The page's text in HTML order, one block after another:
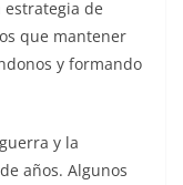
de
que mantener
y formando
y la
años. Algunos